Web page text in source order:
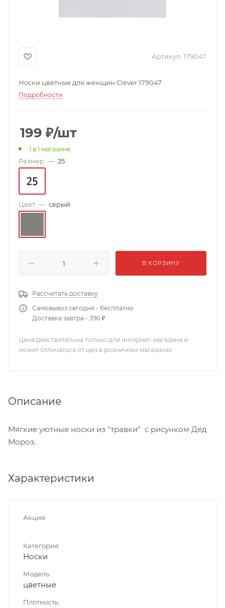
Артикул: 179047
Носки цветные для женщин Clever 179047
Подробности
199 ₽/шт
: 1 в 1 магазине
Размер — 25
Цвет — серый
В КОРЗИНУ
Рассчитать доставку
Самовывоз сегодня - бесплатно
Доставка завтра - 390 ₽
Цена действительна только для интернет-магазина и
может отличаться от цен в розничных магазинах
Описание
Мягкие уютные носки из "травки" с рисунком Дед
Мороз.
Характеристики
Акция
Категория
Носки
Модель
цветные
Плотность